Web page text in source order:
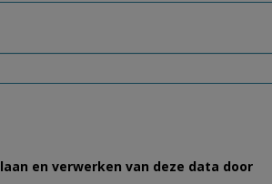
en verwerken van deze data door